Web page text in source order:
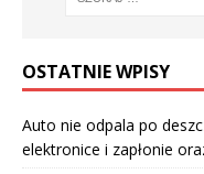
OSTATNIE WPISY
Auto nie odpala po
elektronice i zapłonie